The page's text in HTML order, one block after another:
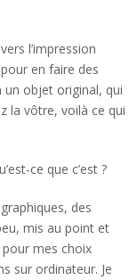
l’impression
en faire des
un objet original, qui
la vôtre, voilà ce qui
ce que c’est ?
des
mis au point et
mes choix
sur ordinateur. Je